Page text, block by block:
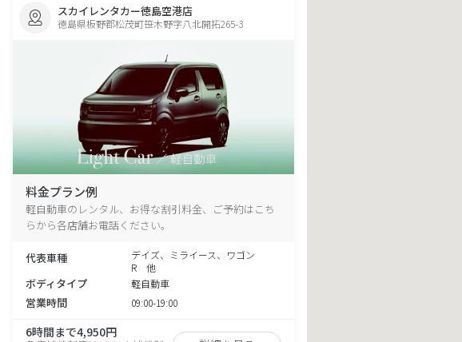
スカイレンタカー徳島空港店
徳島県板野郡松茂町笹木野字八北開拓265-3
料金プラン例
軽自動車のレンタル、お得な割引料金、ご予約はこち
らから各店舗お電話ください。
代表車種
デイズ、ミライース、ワゴン
R 他
ボディタイプ 軽自動車
営業時間 09:00-19:00
6時間まで4,950円